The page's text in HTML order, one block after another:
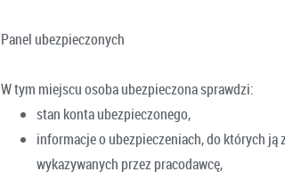
Panel ubezpieczonych
W tym miejscu osoba ubezpieczona sprawdzi:
stan konta ubezpieczonego,
informacje o ubezpieczeniach, do których ją
wykazywanych przez pracodawcę,